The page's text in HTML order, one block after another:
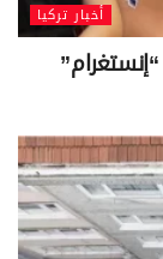
أخبار تركيا